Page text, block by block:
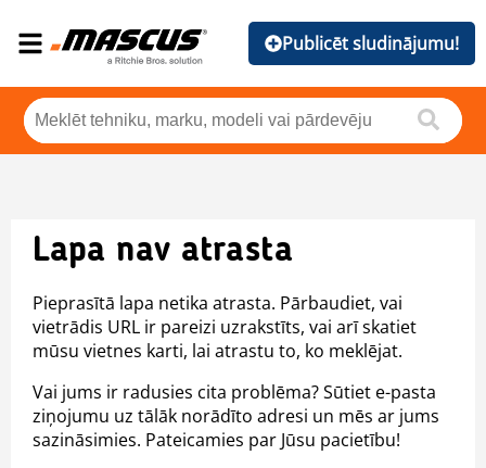
Publicēt sludinājumu!
Lapa nav atrasta
Pieprasītā lapa netika atrasta. Pārbaudiet, vai
vietrādis URL ir pareizi uzrakstīts, vai arī skatiet
mūsu vietnes karti, lai atrastu to, ko meklējat.
Vai jums ir radusies cita problēma? Sūtiet e-pasta
ziņojumu uz tālāk norādīto adresi un mēs ar jums
sazināsimies. Pateicamies par Jūsu pacietību!